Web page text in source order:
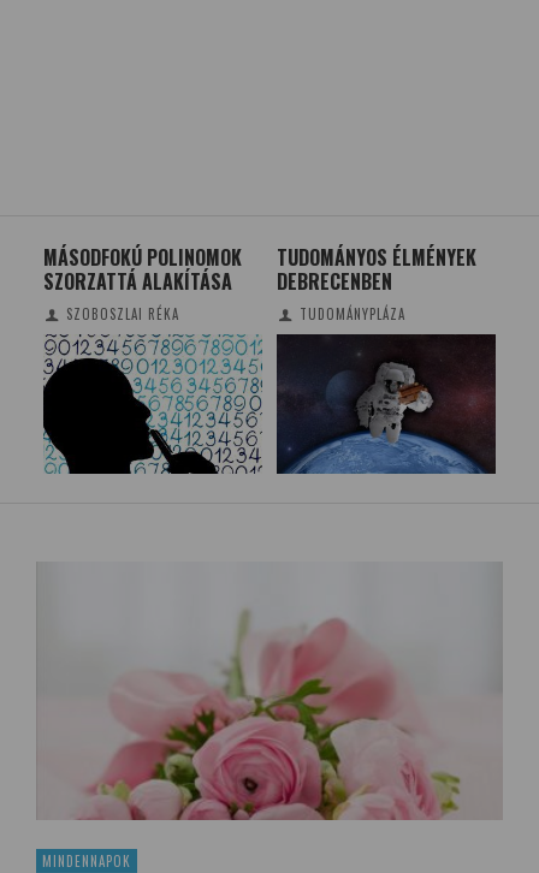
MÁSODFOKÚ POLINOMOK
SZORZATTÁ ALAKÍTÁSA
SZOBOSZLAI RÉKA
TUDOMÁNYOS ÉLMÉNYEK
DEBRECENBEN
TUDOMÁNYPLÁZA
MINDENNAPOK